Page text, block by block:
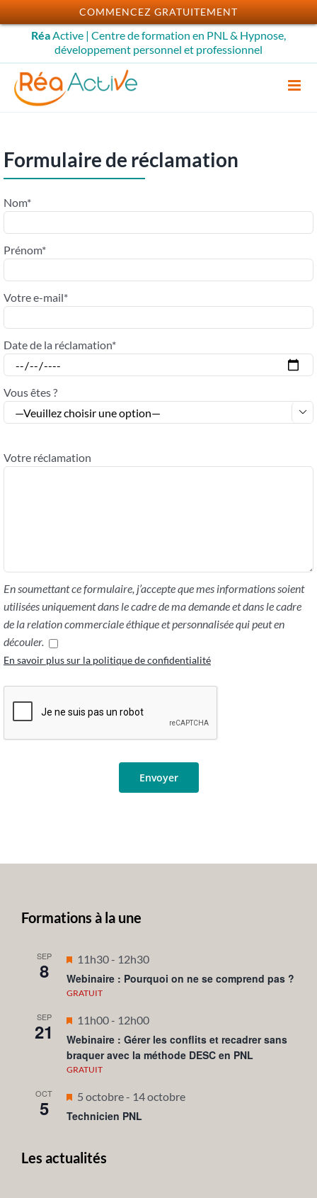
Passer
au
contenu
RéaActive | Centre de formation en PNL & Hypnose,
développement personnel et professionnel
Formulaire de réclamation
Nom*
Prénom*
Votre e-mail*
Date de la réclamation*
Vous êtes ?

Votre réclamation
En soumettant ce formulaire, j’accepte que mes informations soient
utilisées uniquement dans le cadre de ma demande et dans le cadre
de la relation commerciale éthique et personnalisée qui peut en
découler.
En savoir plus sur la politique de confidentialité
Formations à la une
SEP
8
Mis
en
avant
11h30- 12h30
Webinaire : Pourquoi on ne se comprend pas ?
GRATUIT
SEP
21
Mis
en
avant
11h00- 12h00
Webinaire : Gérer les conflits et recadrer sans
braquer avec la méthode DESC en PNL
GRATUIT
OCT
5
Mis
en
5 octobre- 14 octobre
Technicien PNL
Les actualités
COMMENCEZ GRATUITEMENT